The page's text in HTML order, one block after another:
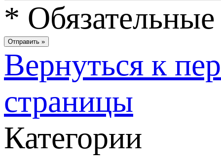
*
Вернуться к
страницы
Категории